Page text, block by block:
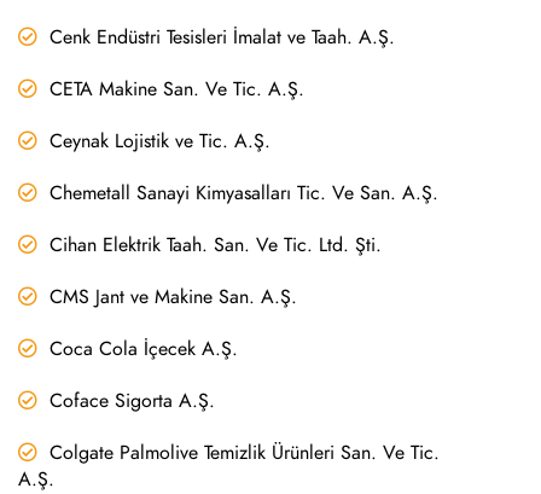
Cenk Endüstri Tesisleri İmalat ve Taah. A.Ş.
CETA Makine San. Ve Tic. A.Ş.
Ceynak Lojistik ve Tic. A.Ş.
Chemetall Sanayi Kimyasalları Tic. Ve San. A.Ş.
Cihan Elektrik Taah. San. Ve Tic. Ltd. Şti.
CMS Jant ve Makine San. A.Ş.
Coca Cola İçecek A.Ş.
Coface Sigorta A.Ş.
Colgate Palmolive Temizlik Ürünleri San. Ve Tic.
A.Ş.